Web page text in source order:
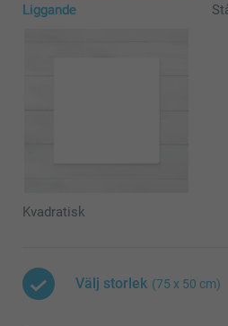
Liggande
Kvadratisk
Välj storlek (75 x 50 cm)